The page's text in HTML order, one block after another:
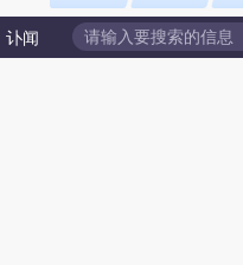
讣闻